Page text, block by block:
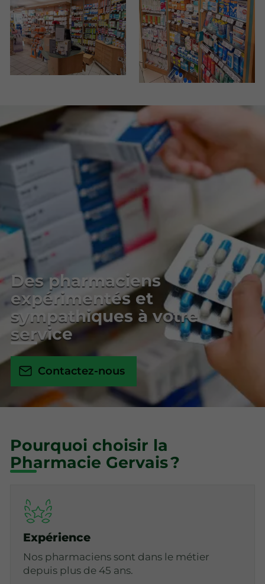
Des pharmaciens
expérimentés et
sympathiques à votre
service
Contactez-nous
Pourquoi choisir la
Pharmacie Gervais ?
Expérience
Nos pharmaciens sont dans le métier
depuis plus de 45 ans.